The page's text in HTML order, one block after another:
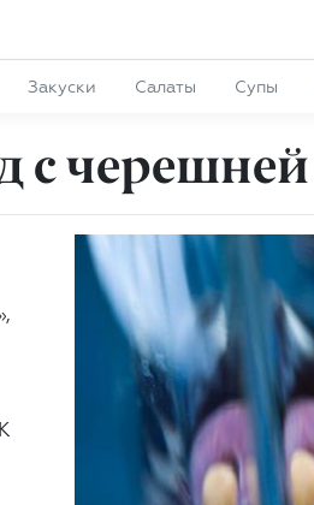
Закуски Салаты Супы
с черешней